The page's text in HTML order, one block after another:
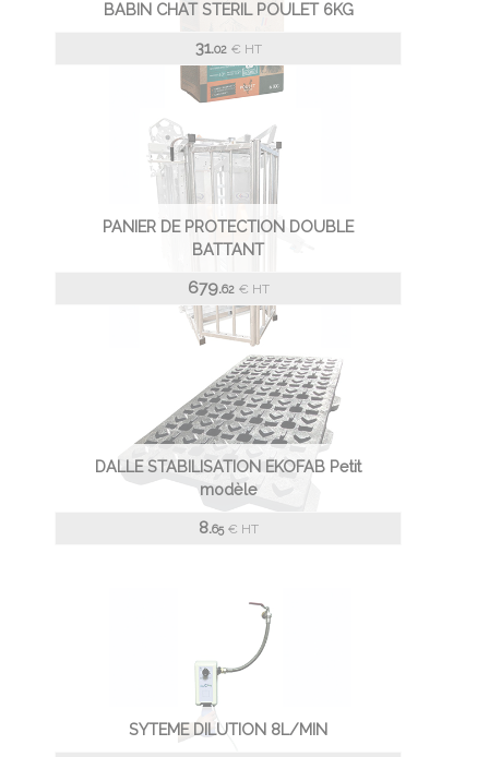
BABIN CHAT STERIL POULET 6KG
31.02 € HT
PANIER DE PROTECTION DOUBLE
BATTANT
679.62 € HT
DALLE STABILISATION EKOFAB Petit
modèle
8.65 € HT
SYTEME DILUTION 8L/MIN